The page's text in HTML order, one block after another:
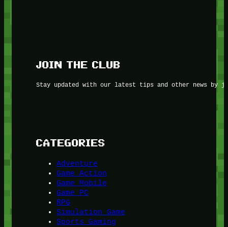
JOIN THE CLUB
Stay updated with our latest tips and other news by
CATEGORIES
Adventure
Game Action
Game Mobile
Game PC
RPG
Simulation Game
Sports Gaming